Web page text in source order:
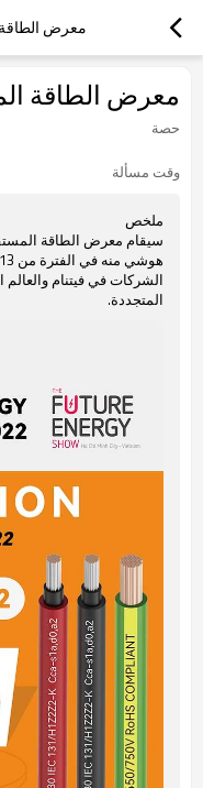
معرض الطاقة
معرض الطاقة
حصة
وقت مسألة
ملخص
سيقام معرض الطاقة
الشركات في فيتنام
المتجددة.